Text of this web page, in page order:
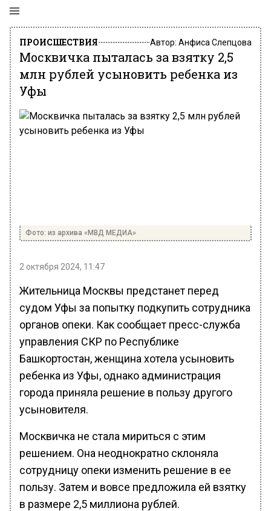
ПРОИСШЕСТВИЯ Автор: Анфиса Слепцова
Москвичка пыталась за взятку 2,5
млн рублей усыновить ребенка из
Уфы
Фото: из архива «МВД МЕДИА»
2 октября 2024, 11:47
Жительница Москвы предстанет перед
судом Уфы за попытку подкупить сотрудника
органов опеки. Как сообщает пресс-служба
управления СКР по Республике
Башкортостан, женщина хотела усыновить
ребенка из Уфы, однако администрация
города приняла решение в пользу другого
усыновителя.
Москвичка не стала мириться с этим
решением. Она неоднократно склоняла
сотрудницу опеки изменить решение в ее
пользу. Затем и вовсе предложила ей взятку
в размере 2,5 миллиона рублей.